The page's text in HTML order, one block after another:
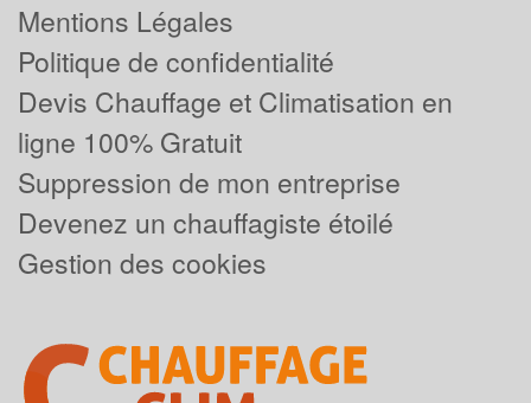
Mentions Légales
Politique de confidentialité
Devis Chauffage et Climatisation en
ligne 100% Gratuit
Suppression de mon entreprise
Devenez un chauffagiste étoilé
Gestion des cookies